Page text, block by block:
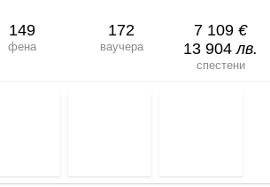
149
фена
172
ваучера
7 109 €
13 904лв.
спестени